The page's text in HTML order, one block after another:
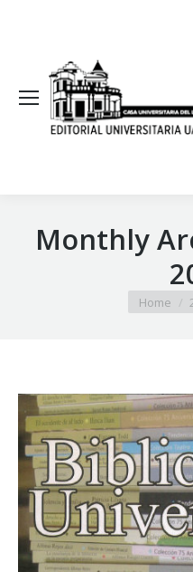
Monthly
You are
Home